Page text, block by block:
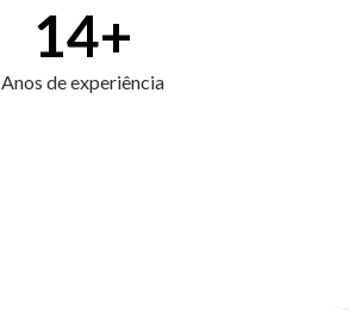
14+
Anos de experiência